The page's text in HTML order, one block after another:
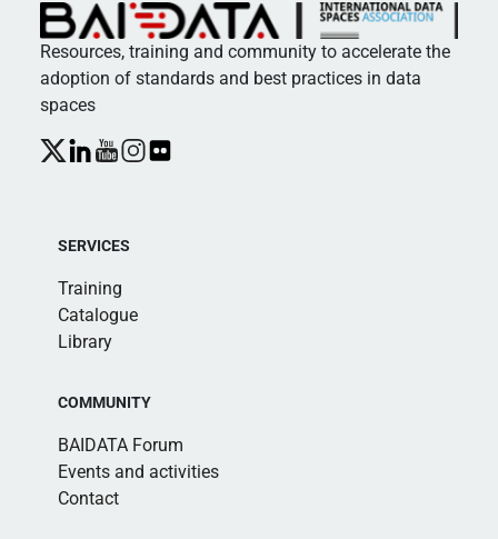
Resources, training and community to accelerate the
adoption of standards and best practices in data
spaces
SERVICES
Training
Catalogue
Library
COMMUNITY
BAIDATA Forum
Events and activities
Contact